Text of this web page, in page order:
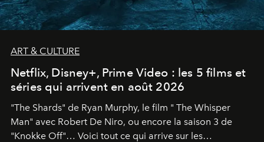
ART & CULTURE
Netflix, Disney+, Prime Video : les 5 films et
séries qui arrivent en août 2026
"The Shards" de Ryan Murphy, le film " The Whisper
Man" avec Robert De Niro, ou encore la saison 3 de
"Knokke Off"… Voici tout ce qui arrive sur les